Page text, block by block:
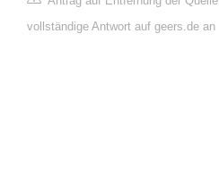
vollständige Antwort auf geers.de an